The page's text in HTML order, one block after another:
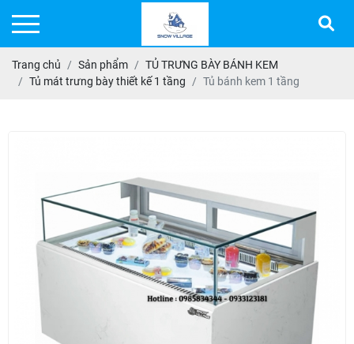
Trang chủ Sản phẩm
TỦ TRƯNG BÀY BÁNH KEM
Tủ mát trưng bày thiết kế 1 tầng
Tủ bánh kem 1 tầng